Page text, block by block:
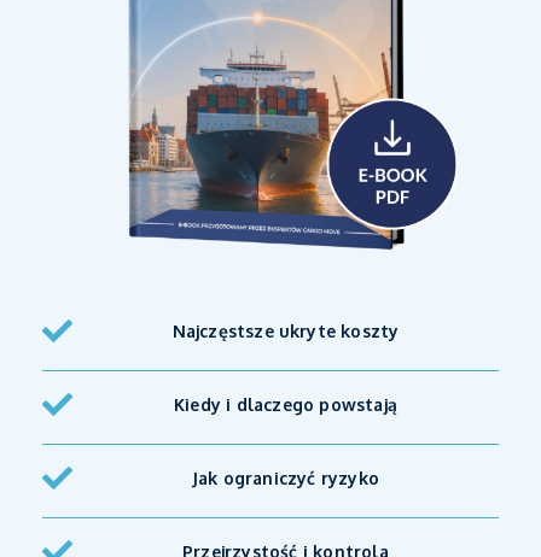
Najczęstsze ukryte koszty
Kiedy i dlaczego powstają
Jak ograniczyć ryzyko
Przejrzystość i kontrola